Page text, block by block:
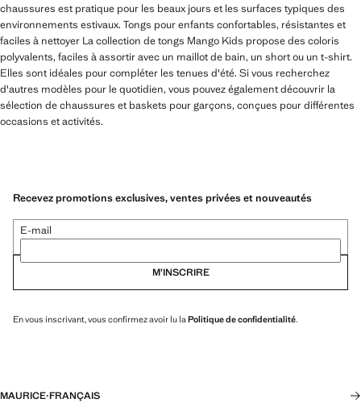
chaussures est pratique pour les beaux jours et les surfaces typiques des
environnements estivaux. Tongs pour enfants confortables, résistantes et
faciles à nettoyer La collection de tongs Mango Kids propose des coloris
polyvalents, faciles à assortir avec un maillot de bain, un short ou un t-shirt.
Elles sont idéales pour compléter les tenues d'été. Si vous recherchez
d'autres modèles pour le quotidien, vous pouvez également découvrir la
sélection de chaussures et baskets pour garçons, conçues pour différentes
occasions et activités.
Recevez promotions exclusives, ventes privées et nouveautés
E-mail
M’INSCRIRE
En vous inscrivant, vous confirmez avoir lu la Politique de confidentialité.
MAURICE·FRANÇAIS